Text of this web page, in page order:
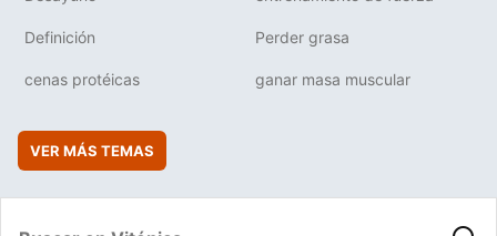
Definición Perder grasa
cenas protéicas ganar masa muscular
VER MÁS TEMAS